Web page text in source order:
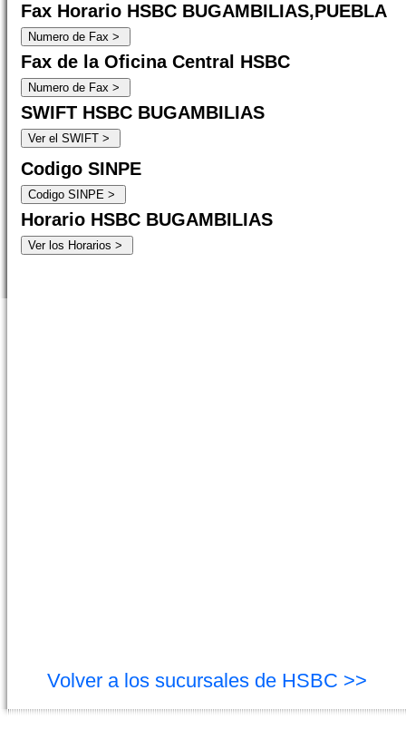
Fax Horario HSBC BUGAMBILIAS,PUEBLA
Fax de la Oficina Central HSBC
SWIFT HSBC BUGAMBILIAS
Codigo SINPE
Horario HSBC BUGAMBILIAS
Volver a los sucursales de HSBC >>